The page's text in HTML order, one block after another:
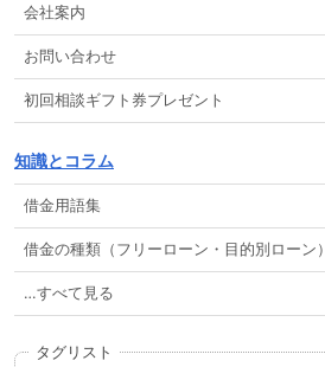
会社案内
お問い合わせ
初回相談ギフト券プレゼント
知識とコラム
借金用語集
借金の種類（フリーローン・目的別ローン）
…すべて見る
タグリスト